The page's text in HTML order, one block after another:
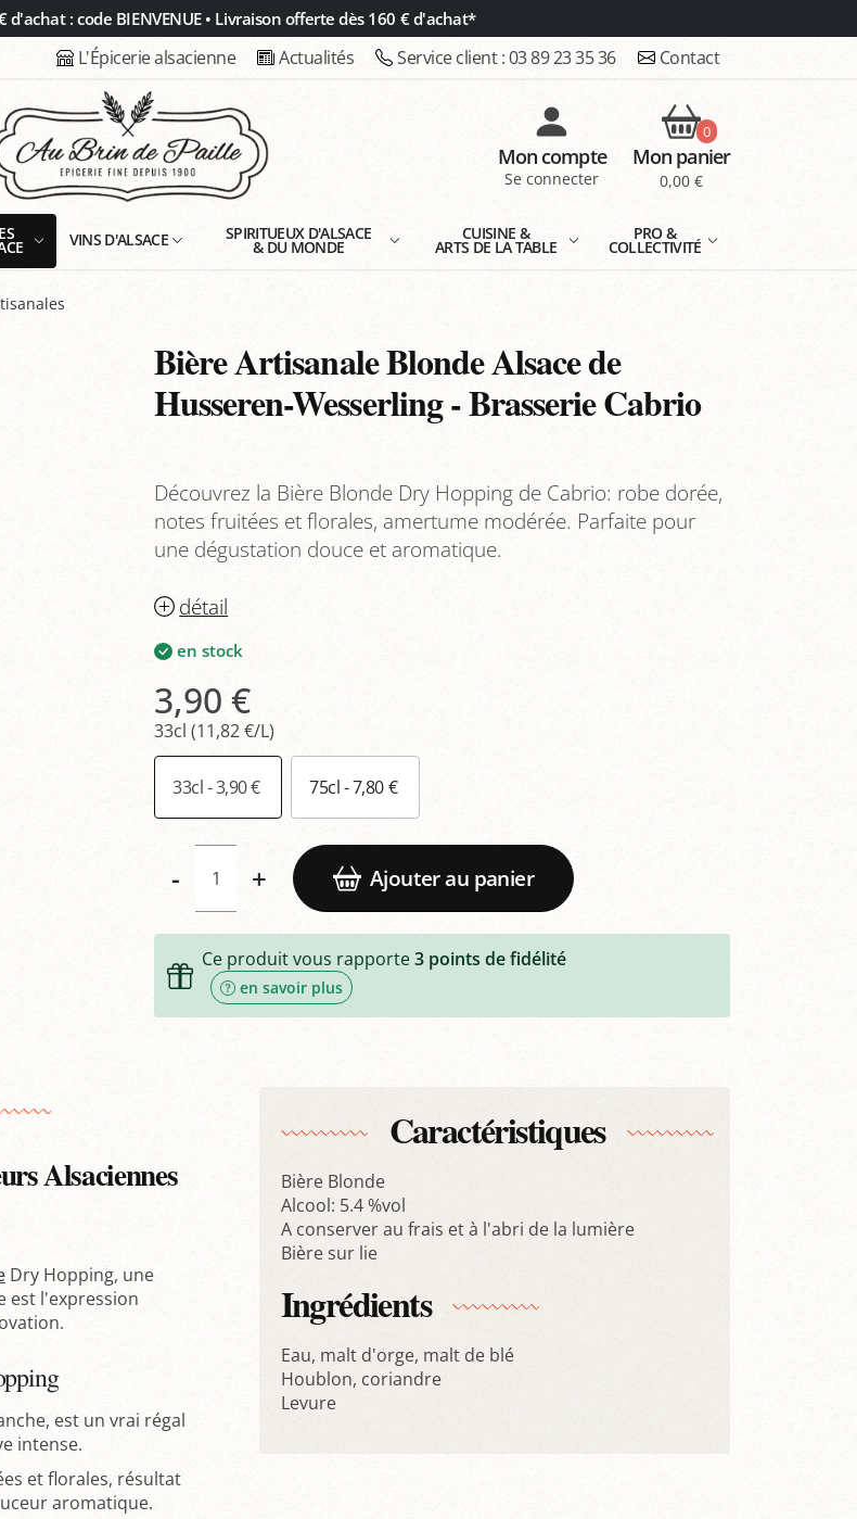
d'achat : code BIENVENUE • Livraison offerte dès 160 € d'achat*
L'Épicerie alsacienne Actualités Service client :03 89 23 35 36 Contact
Mon compte
Se connecter
0
Mon panier
0,00 €
VINS D'ALSACE SPIRITUEUX D'ALSACE
& DU MONDE
CUISINE &
ARTS DE LA TABLE
PRO &
COLLECTIVITÉ
Bière Artisanale Blonde Alsace de
Husseren-Wesserling - Brasserie Cabrio
Découvrez la Bière Blonde Dry Hopping de Cabrio: robe dorée,
notes fruitées et florales, amertume modérée. Parfaite pour
une dégustation douce et aromatique.
détail
en stock
3,90 €
33cl (11,82 €/L)
33cl - 3,90 € 75cl - 7,80 €
- + Ajouter au panier
Ce produit vous rapporte3points de fidélité
en savoir plus
Alsaciennes
Dry Hopping, une
est l'expression
est un vrai régal
intense.
et florales, résultat
aromatique.
Caractéristiques
Bière Blonde
Alcool: 5.4 %vol
A conserver au frais et à l'abri de la lumière
Bière sur lie
Ingrédients
Eau, malt d'orge, malt de blé
Houblon, coriandre
Levure